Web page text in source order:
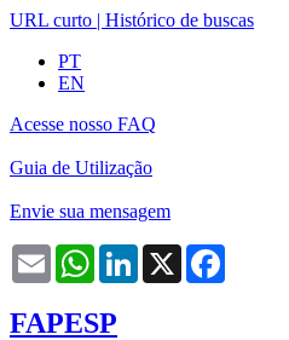
URL curto | Histórico de buscas
PT
EN
Acesse nosso FAQ
Guia de Utilização
Envie sua mensagem
Email WhatsAppLinkedIn
X
FAPESP